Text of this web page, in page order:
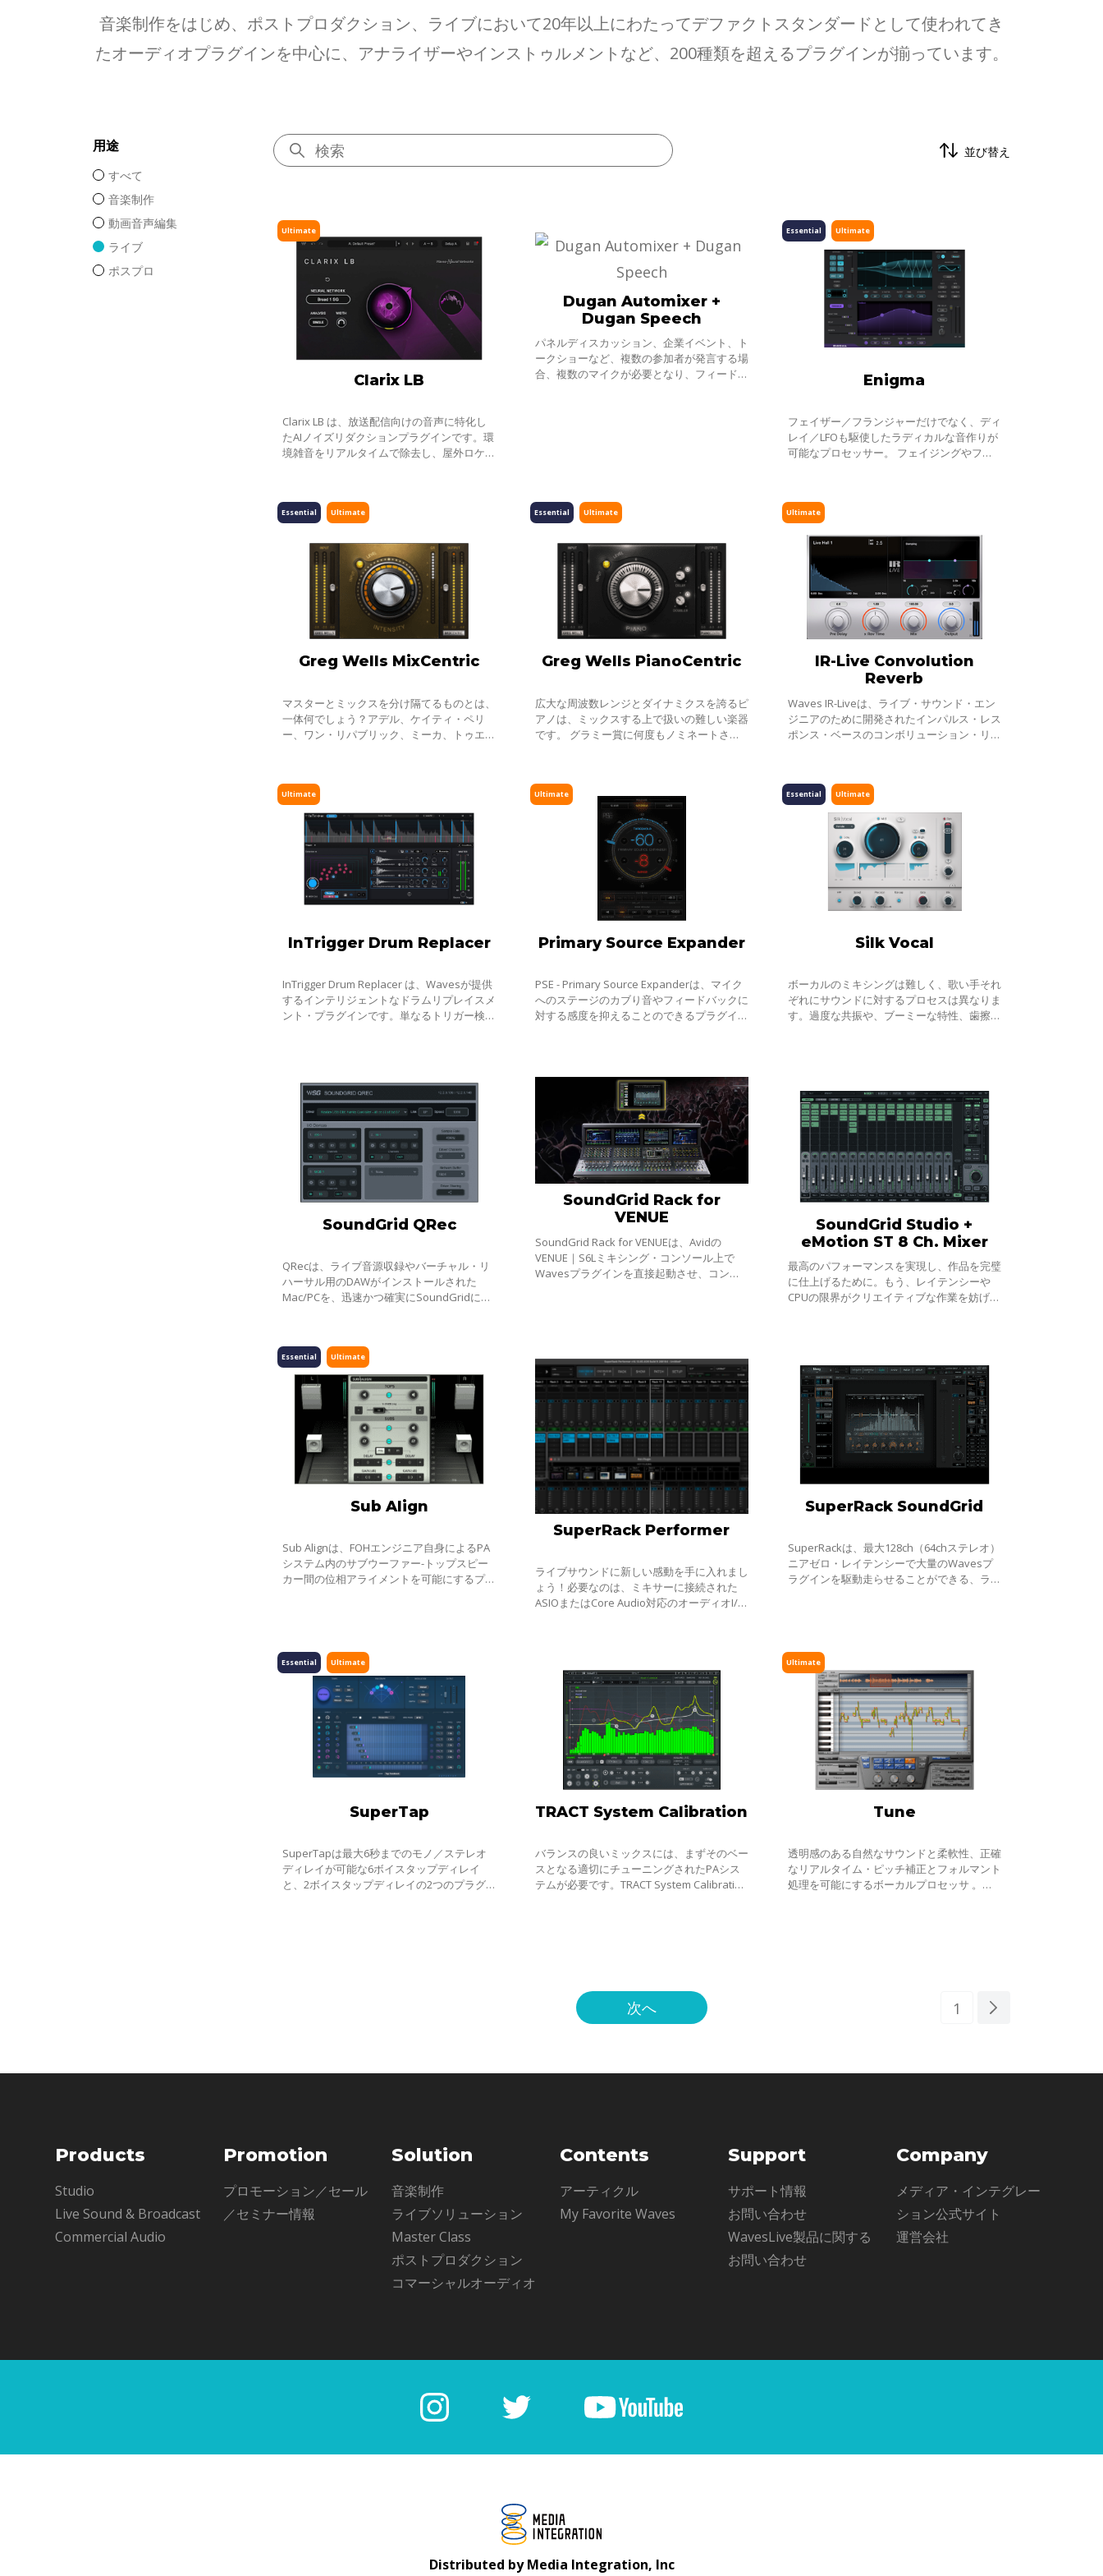
音楽制作をはじめ、ポストプロダクション、ライブにおいて20年以上にわたってデファクトスタンダードとして使われてき
たオーディオプラグインを中心に、アナライザーやインストゥルメントなど、200種類を超えるプラグインが揃っています。
用途
すべて
音楽制作
動画音声編集
ライブ
ポスプロ
並び替え
Ultimate
Clarix LB
Clarix LB は、放送配信向けの音声に特化し
たAIノイズリダクションプラグインです。環
境雑音をリアルタイムで除去し、屋外ロケや
Dugan Automixer +
Dugan Speech
パネルディスカッション、企業イベント、ト
ークショーなど、複数の参加者が発言する場
合、複数のマイクが必要となり、フィードバ
Ultimate
Essential
Enigma
フェイザー／フランジャーだけでなく、ディ
レイ／LFOも駆使したラディカルな音作りが
可能なプロセッサー。 フェイジングやフラ
り、
Ultimate
Essential
Greg Wells MixCentric
マスターとミックスを分け隔てるものとは、
一体何でしょう？アデル、ケイティ・ペリ
ー、ワン・リパブリック、ミーカ、トゥエン
ミネート
Ultimate
Essential
Greg Wells PianoCentric
広大な周波数レンジとダイナミクスを誇るピ
アノは、ミックスする上で扱いの難しい楽器
です。 グラミー賞に何度もノミネートされ
て
Ultimate
IR-Live Convolution
Reverb
Waves IR-Liveは、ライブ・サウンド・エン
ジニアのために開発されたインパルス・レス
ポンス・ベースのコンボリューション・リバ
Ultimate
InTrigger Drum Replacer
InTrigger Drum Replacer は、Wavesが提供
するインテリジェントなドラムリプレイスメ
ント・プラグインです。単なるトリガー検出
Ultimate
Primary Source Expander
PSE - Primary Source Expanderは、マイク
へのステージのカブり音やフィードバックに
対する感度を抑えることのできるプラグイン
Ultimate
Essential
Silk Vocal
ボーカルのミキシングは難しく、歌い手それ
ぞれにサウンドに対するプロセスは異なりま
す。過度な共振や、ブーミーな特性、歯擦音
SoundGrid QRec
QRecは、ライブ音源収録やバーチャル・リ
ハーサル用のDAWがインストールされた
Mac/PCを、迅速かつ確実にSoundGridに接
で、簡単な設定
SoundGrid Rack for
VENUE
SoundGrid Rack for VENUEは、Avidの
VENUE｜S6Lミキシング・コンソール上で
Wavesプラグインを直接起動させ、コンソ
SoundGrid Studio +
eMotion ST 8 Ch. Mixer
最高のパフォーマンスを実現し、作品を完璧
に仕上げるために。もう、レイテンシーや
CPUの限界がクリエイティブな作業を妨げる
Ultimate
Essential
Sub Align
Sub Alignは、FOHエンジニア自身によるPA
システム内のサブウーファー-トップスピー
カー間の位相アライメントを可能にするプラ
SuperRack Performer
ライブサウンドに新しい感動を手に入れまし
ょう！必要なのは、ミキサーに接続された
ASIOまたはCore Audio対応のオーディオI/O
SuperRack SoundGrid
SuperRackは、最大128ch（64chステレオ）
ニアゼロ・レイテンシーで大量のWavesプ
ラグインを駆動走らせることができる、ライ
Ultimate
Essential
SuperTap
SuperTapは最大6秒までのモノ／ステレオ
ディレイが可能な6ボイスタップディレイ
と、2ボイスタップディレイの2つのプラグ
TRACT System Calibration
バランスの良いミックスには、まずそのベー
スとなる適切にチューニングされたPAシス
テムが必要です。TRACT System Calibration
Ultimate
Tune
透明感のある自然なサウンドと柔軟性、正確
なリアルタイム・ピッチ補正とフォルマント
処理を可能にするボーカルプロセッサ 。フ
次へ 1
Products
Studio
Live Sound & Broadcast
Commercial Audio
Promotion
プロモーション／セール
／セミナー情報
Solution
音楽制作
ライブソリューション
Master Class
ポストプロダクション
コマーシャルオーディオ
Contents
アーティクル
My Favorite Waves
Support
サポート情報
お問い合わせ
WavesLive製品に関する
お問い合わせ
Company
メディア・インテグレー
ション公式サイト
運営会社
Distributed by Media Integration, Inc